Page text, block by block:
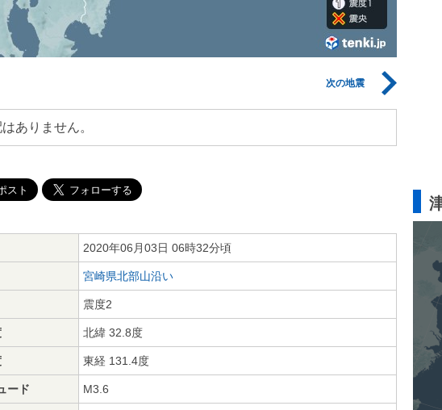
次の地震
ありません。
2020年06月03日 06時32分頃
宮崎県北部山沿い
震度2
北緯 32.8度
東経 131.4度
ード M3.6